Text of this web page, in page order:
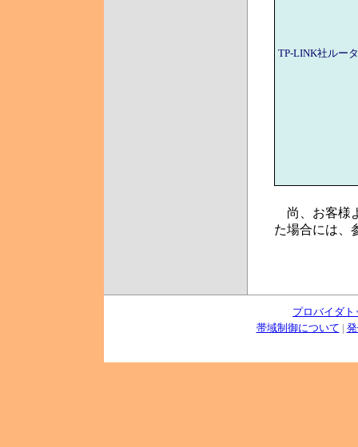
TP-LINK社ルータ
尚、お客様
た場合には、
プロバイダト
帯域制御について |